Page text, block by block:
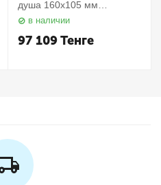
душа 160х105 мм
Elegance 11658010000
Keuco
в наличии
97 109Тенге